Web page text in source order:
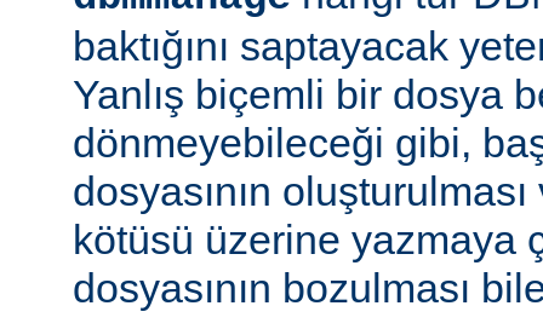
baktığını saptayacak
Yanlış biçemli bir dosya
dönmeyebileceği gibi,
dosyasının
kötüsü üzerine yazmaya
dosyasının bozulması